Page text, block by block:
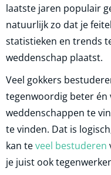
laatste jaren populair
natuurlijk zo dat je
statistieken en trends
weddenschap plaatst.
Veel gokkers
tegenwoordig beter én
weddenschappen te
te vinden. Dat is
kan teveel bestuderen
je juist ook